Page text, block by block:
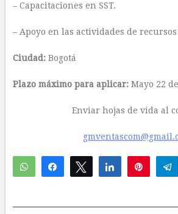
– Capacitaciones en SST.
– Apoyo en las actividades de
Ciudad:Bogotá
Plazo máximo para aplicar:Mayo 22
Enviar hojas de vida al
WhatsAppCompartirTwittear Compartir